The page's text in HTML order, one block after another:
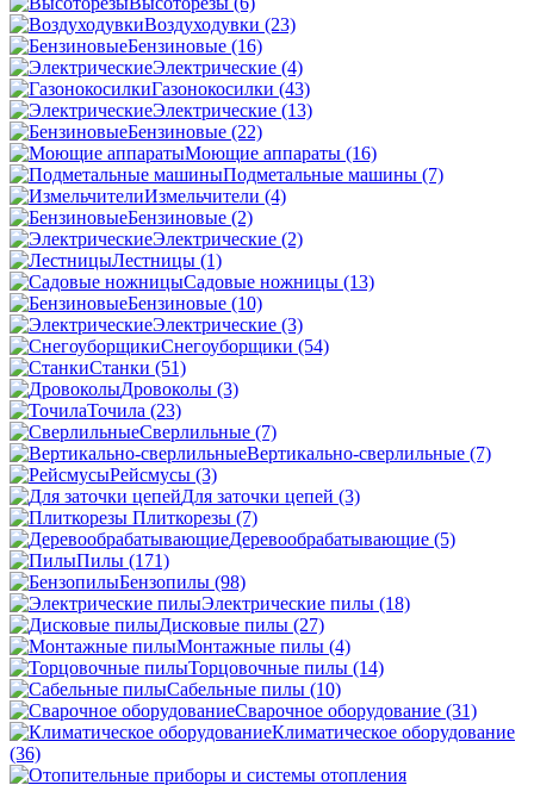
Воздуходувки (23)
Бензиновые (16)
Электрические (4)
Газонокосилки (43)
Электрические (13)
Бензиновые (22)
Моющие аппараты (16)
Подметальные машины (7)
Измельчители (4)
Бензиновые (2)
Электрические (2)
Лестницы (1)
Садовые ножницы (13)
Бензиновые (10)
Электрические (3)
Снегоуборщики (54)
Станки (51)
Дровоколы (3)
Точила (23)
Сверлильные (7)
Вертикально-сверлильные (7)
Рейсмусы (3)
Для заточки цепей (3)
Плиткорезы (7)
Деревообрабатывающие (5)
Пилы (171)
Бензопилы (98)
Электрические пилы (18)
Дисковые пилы (27)
Монтажные пилы (4)
Торцовочные пилы (14)
Сабельные пилы (10)
Сварочное оборудование (31)
Климатическое оборудование
(36)